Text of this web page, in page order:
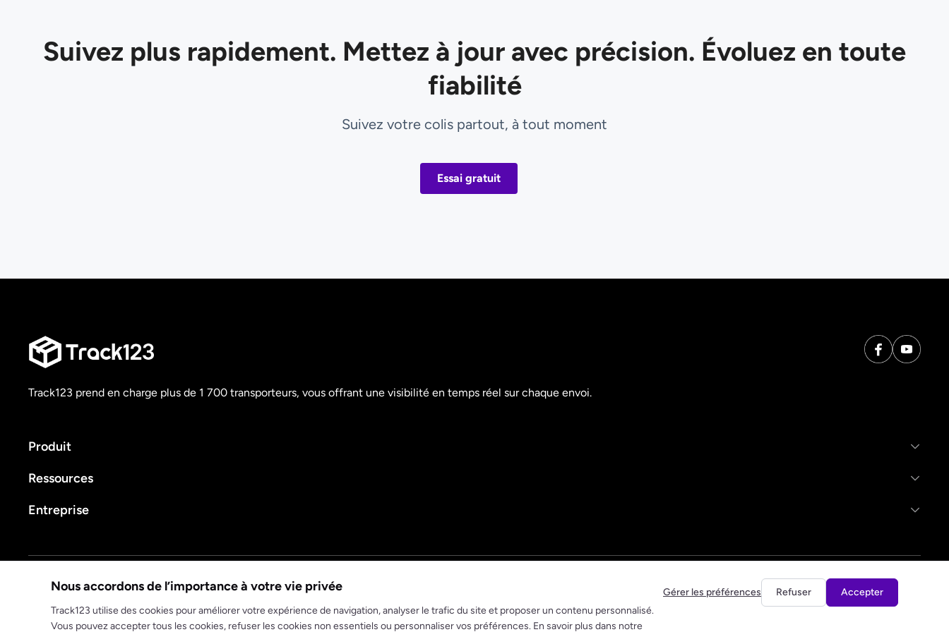
Suivez plus rapidement. Mettez à jour avec précision. Évoluez en toute
fiabilité
Suivez votre colis partout, à tout moment
Essai gratuit
Track123 prend en charge plus de 1 700 transporteurs, vous offrant une visibilité en temps réel sur chaque envoi.
Produit
Ressources
Entreprise
Politique de confidentialité Conditions d'utilisation
© 2025 track123. Tous droits réservés
Nous accordons de l’importance à votre vie privée
Track123 utilise des cookies pour améliorer votre expérience de navigation, analyser le trafic du site et proposer un contenu personnalisé.
Vous pouvez accepter tous les cookies, refuser les cookies non essentiels ou personnaliser vos préférences. En savoir plus dans notre
Gérer les préférences Refuser Accepter